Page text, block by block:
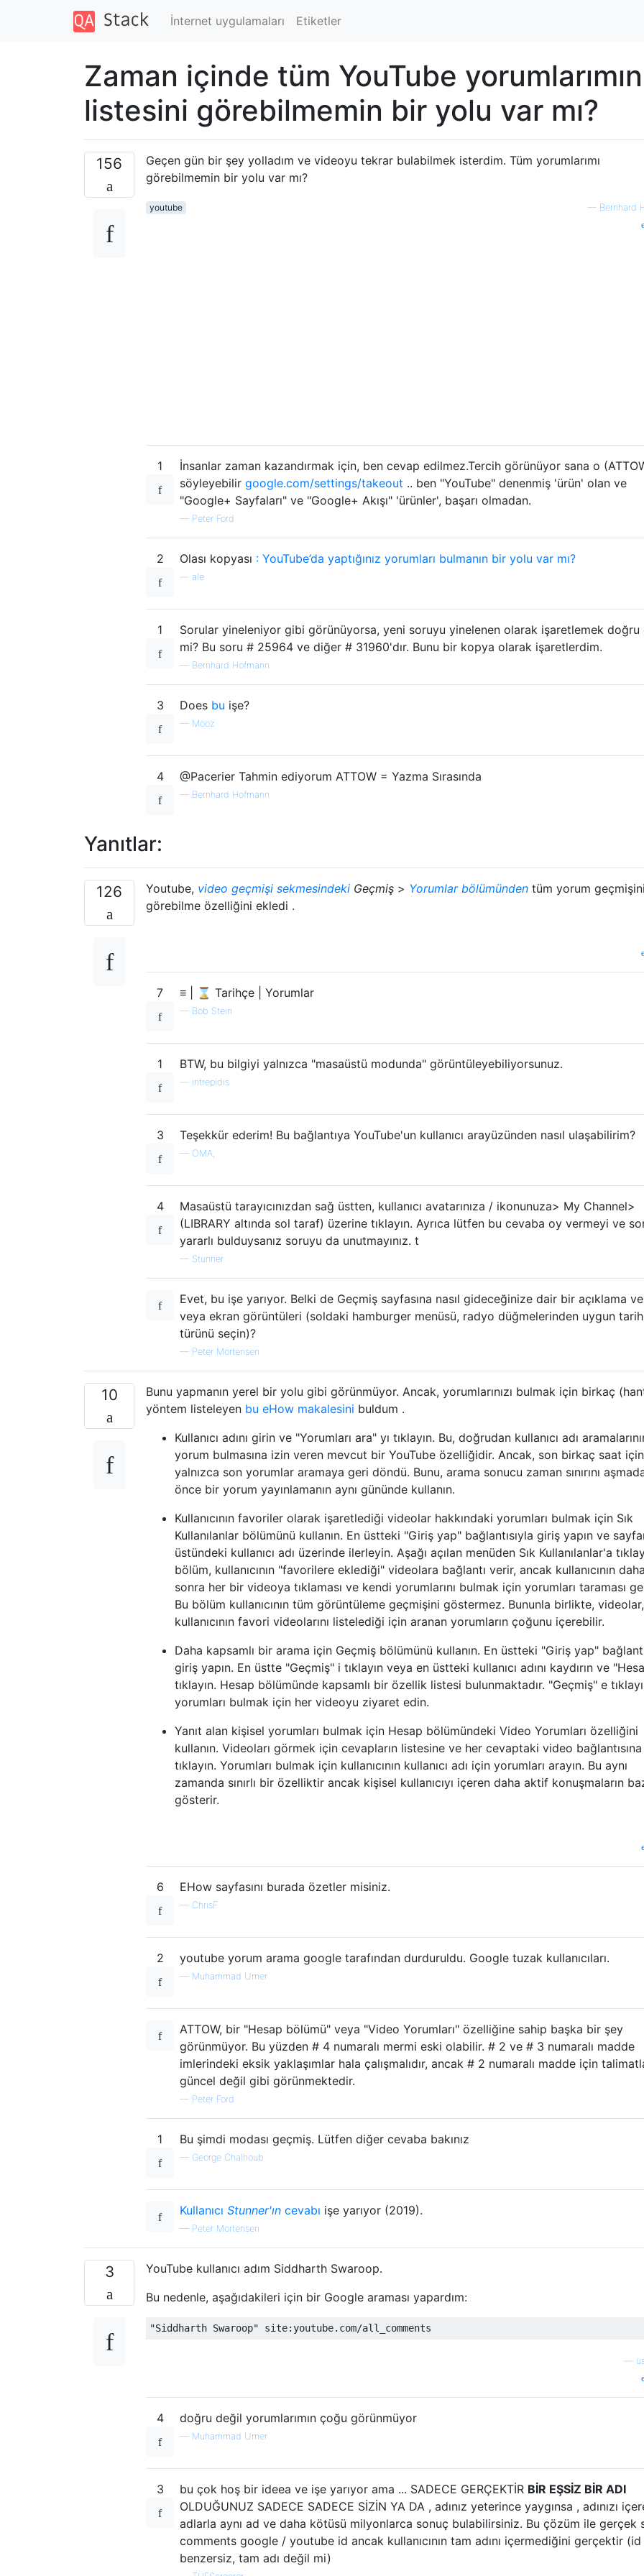
İnternet uygulamaları Etiketler
Zaman içinde tüm YouTube yorumlarımın
listesini görebilmemin bir yolu var mı?
156
Geçen gün bir şey yolladım ve videoyu tekrar bulabilmek isterdim. Tüm yorumlarımı
görebilmemin bir yolu var mı?
youtube — Bernhard
1
İnsanlar zaman kazandırmak için, ben cevap edilmez.Tercih görünüyor sana o
söyleyebilir google.com/settings/takeout .. ben "YouTube" denenmiş 'ürün' olan ve
"Google+ Sayfaları" ve "Google+ Akışı" 'ürünler', başarı olmadan.
— Peter Ford
2 Olası kopyası : YouTube’da yaptığınız yorumları bulmanın bir yolu var mı?
ale
1
Sorular yineleniyor gibi görünüyorsa, yeni soruyu yinelenen olarak işaretlemek doğru
mi? Bu soru # 25964 ve diğer # 31960'dır. Bunu bir kopya olarak işaretlerdim.
— Bernhard Hofmann
3 Does bu işe?
— Möoz
4 @Pacerier Tahmin ediyorum ATTOW = Yazma Sırasında
— Bernhard Hofmann
Yanıtlar:
126 Youtube, video geçmişi sekmesindeki Geçmiş > Yorumlar bölümünden tüm yorum
görebilme özelliğini ekledi .
7 ≡ | ⌛ Tarihçe | Yorumlar
— Bob Stein
1 BTW, bu bilgiyi yalnızca "masaüstü modunda" görüntüleyebiliyorsunuz.
intrepidis
3 Teşekkür ederim! Bu bağlantıya YouTube'un kullanıcı arayüzünden nasıl ulaşabilirim?
— OMA,
4
Masaüstü tarayıcınızdan sağ üstten, kullanıcı avatarınıza / ikonunuza> My Channel>
(LIBRARY altında sol taraf) üzerine tıklayın. Ayrıca lütfen bu cevaba oy vermeyi ve
yararlı bulduysanız soruyu da unutmayınız. t
— Stunner
Evet, bu işe yarıyor. Belki de Geçmiş sayfasına nasıl gideceğinize dair bir açıklama
veya ekran görüntüleri (soldaki hamburger menüsü, radyo düğmelerinden uygun tarih
türünü seçin)?
— Peter Mortensen
10
Bunu yapmanın yerel bir yolu gibi görünmüyor. Ancak, yorumlarınızı bulmak için birkaç
yöntem listeleyen bu eHow makalesini buldum .
Kullanıcı adını girin ve "Yorumları ara" yı tıklayın. Bu, doğrudan kullanıcı adı
yorum bulmasına izin veren mevcut bir YouTube özelliğidir. Ancak, son birkaç saat
yalnızca son yorumlar aramaya geri döndü. Bunu, arama sonucu zaman sınırını
önce bir yorum yayınlamanın aynı gününde kullanın.
Kullanıcının favoriler olarak işaretlediği videolar hakkındaki yorumları bulmak için Sık
Kullanılanlar bölümünü kullanın. En üstteki "Giriş yap" bağlantısıyla giriş yapın ve
üstündeki kullanıcı adı üzerinde ilerleyin. Aşağı açılan menüden Sık Kullanılanlar'a
bölüm, kullanıcının "favorilere eklediği" videolara bağlantı verir, ancak kullanıcının
sonra her bir videoya tıklaması ve kendi yorumlarını bulmak için yorumları taraması
Bu bölüm kullanıcının tüm görüntüleme geçmişini göstermez. Bununla birlikte, videolar,
kullanıcının favori videolarını listelediği için aranan yorumların çoğunu içerebilir.
Daha kapsamlı bir arama için Geçmiş bölümünü kullanın. En üstteki "Giriş yap"
giriş yapın. En üstte "Geçmiş" i tıklayın veya en üstteki kullanıcı adını kaydırın ve
tıklayın. Hesap bölümünde kapsamlı bir özellik listesi bulunmaktadır. "Geçmiş" e
yorumları bulmak için her videoyu ziyaret edin.
Yanıt alan kişisel yorumları bulmak için Hesap bölümündeki Video Yorumları özelliğini
kullanın. Videoları görmek için cevapların listesine ve her cevaptaki video bağlantısına
tıklayın. Yorumları bulmak için kullanıcının kullanıcı adı için yorumları arayın. Bu aynı
zamanda sınırlı bir özelliktir ancak kişisel kullanıcıyı içeren daha aktif konuşmaların
gösterir.
6 EHow sayfasını burada özetler misiniz.
— ChrisF
2 youtube yorum arama google tarafından durduruldu. Google tuzak kullanıcıları.
— Muhammad Umer
ATTOW, bir "Hesap bölümü" veya "Video Yorumları" özelliğine sahip başka bir şey
görünmüyor. Bu yüzden # 4 numaralı mermi eski olabilir. # 2 ve # 3 numaralı madde
imlerindeki eksik yaklaşımlar hala çalışmalıdır, ancak # 2 numaralı madde için
güncel değil gibi görünmektedir.
— Peter Ford
1 Bu şimdi modası geçmiş. Lütfen diğer cevaba bakınız
— George Chalhoub
Kullanıcı Stunner'ın cevabı işe yarıyor (2019).
— Peter Mortensen
3
YouTube kullanıcı adım Siddharth Swaroop.
Bu nedenle, aşağıdakileri için bir Google araması yapardım:
4 doğru değil yorumlarımın çoğu görünmüyor
— Muhammad Umer
3 bu çok hoş bir ideea ve işe yarıyor ama ... SADECE GERÇEKTİR BİR EŞSİZ BİR ADI
OLDUĞUNUZ SADECE SADECE SİZİN YA DA , adınız yeterince yaygınsa , adınızı
adlarla aynı ad ve daha kötüsü milyonlarca sonuç bulabilirsiniz. Bu çözüm ile gerçek
comments google / youtube id ancak kullanıcının tam adını içermediğini gerçektir (id
benzersiz, tam adı değil mi)